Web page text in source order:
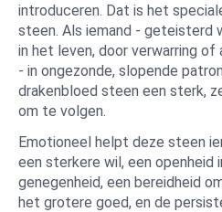
introduceren. Dat is het
steen. Als iemand - geteisterd
in het leven, door verwarring
- in ongezonde, slopende
drakenbloed steen een sterk,
om te volgen.
Emotioneel helpt deze steen
een sterkere wil, een openheid
genegenheid, een bereidheid
het grotere goed, en de